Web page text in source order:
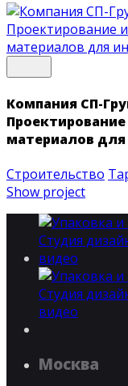
Компания СП-
материалов
Строительство
Show project
Москва